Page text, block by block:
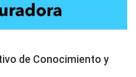
de Conocimiento y